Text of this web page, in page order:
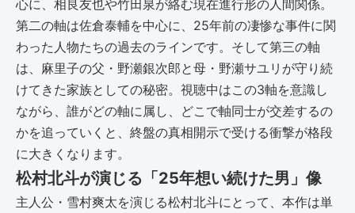
心に、相良友也や竹田泉が絡む現在進行形の人間関係。
第二の軸は佐倉泰輔を中心に、25年前の凄惨な事件に関
わった人物たちの過去のラインです。そして第三の軸
は、麻里子の父・野瀬銀次郎と母・野瀬サユリが守り続
けてきた家族としての秘密。視聴中はこの3軸を意識し
ながら、誰がどの軸に属し、どこで軸同士が交差するの
かを追っていくと、終盤の真相開示で受ける衝撃が格段
に大きくなります。
松村北斗が演じる「25年想い続けた男」像
主人公・雪村爽太を演じる松村北斗にとって、本作は単